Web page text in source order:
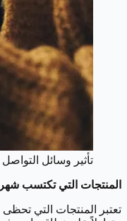
تأثير وسائل
المنتجات التي تكتسب
تعتبر المنتجات التي